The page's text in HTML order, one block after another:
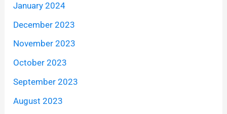
January 2024
December 2023
November 2023
October 2023
September 2023
August 2023